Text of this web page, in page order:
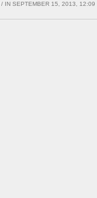
/ IN SEPTEMBER 15, 2013, 12:09